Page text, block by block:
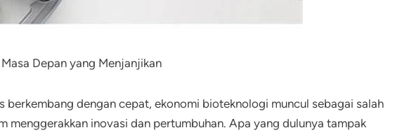
Depan yang Menjanjikan
berkembang dengan cepat, ekonomi bioteknologi muncul sebagai salah
menggerakkan inovasi dan pertumbuhan. Apa yang dulunya tampak